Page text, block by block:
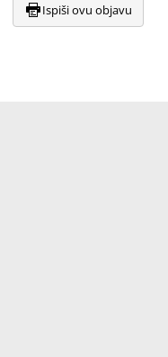
Ispiši ovu objavu